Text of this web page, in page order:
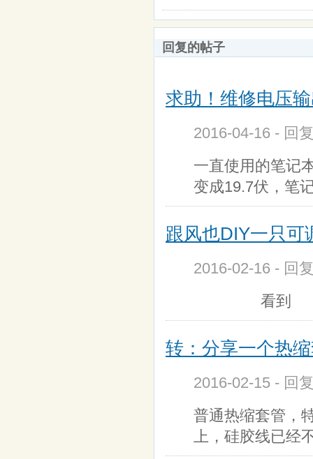
回复的帖子
求助！维修电压
2016-04-16 - 回
一直使用的笔记
变成19.7伏，笔
跟风也DIY一只可
2016-02-16 - 回
看到
转：分享一个热
2016-02-15 - 回
普通热缩套管，
上，硅胶线已经